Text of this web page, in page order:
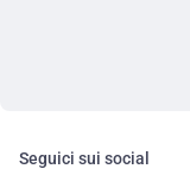
Seguici sui social